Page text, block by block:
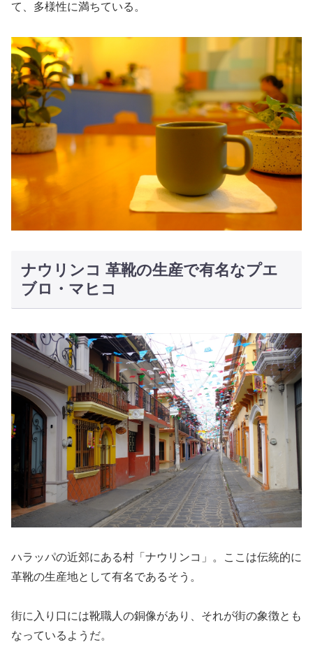
て、多様性に満ちている。
ナウリンコ 革靴の生産で有名なプエ
ブロ・マヒコ
ハラッパの近郊にある村「ナウリンコ」。ここは伝統的に
革靴の生産地として有名であるそう。
街に入り口には靴職人の銅像があり、それが街の象徴とも
なっているようだ。